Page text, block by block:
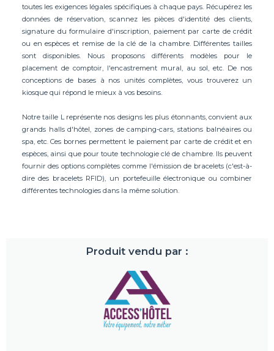
toutes les exigences légales spécifiques à chaque pays. Récupérez les
données de réservation, scannez les pièces d'identité des clients,
signature du formulaire d'inscription, paiement par carte de crédit
ou en espèces et remise de la clé de la chambre. Différentes tailles
sont disponibles. Nous proposons différents modèles pour le
placement de comptoir, l'encastrement mural, au sol, etc. De nos
conceptions de bases à nos unités complètes, vous trouverez un
kiosque qui répond le mieux à vos besoins.
Notre taille L représente nos designs les plus étonnants, convient aux
grands halls d'hôtel, zones de camping-cars, stations balnéaires ou
spa, etc. Ces bornes permettent le paiement par carte de crédit et en
espèces, ainsi que pour toute technologie clé de chambre. Ils peuvent
fournir des options complètes comme l'émission de bracelets (c'est-à-
dire des bracelets RFID), un portefeuille électronique ou combiner
différentes technologies dans la même solution.
Produit vendu par :